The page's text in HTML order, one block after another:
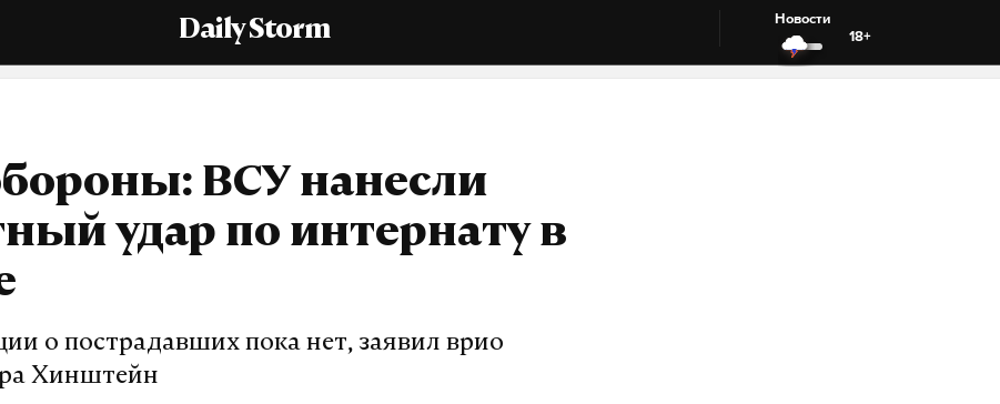
Daily Storm
Новости
18+
ВСУ нанесли
удар по интернату в
о пострадавших пока нет, заявил врио
Хинштейн